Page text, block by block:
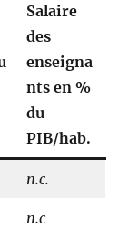
Salaire
des
enseigna
nts en %
du
PIB/hab.
n.c.
n.c